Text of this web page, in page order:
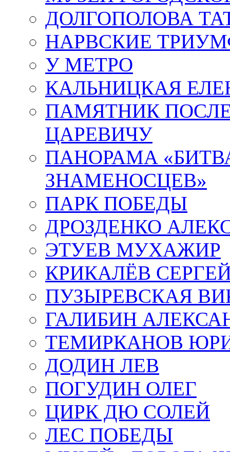
ДОЛГОПОЛОВА
НАРВСКИЕ
У МЕТРО
КАЛЬНИЦКАЯ
ПАМЯТНИК
ЦАРЕВИЧУ
ПАНОРАМА
ЗНАМЕНОСЦЕВ»
ПАРК ПОБЕДЫ
ДРОЗДЕНКО
ЭТУЕВ МУХАЖИР
КРИКАЛЁВ
ПУЗЫРЕВСКАЯ
ГАЛИБИН
ТЕМИРКАНОВ
ДОДИН ЛЕВ
ПОГУДИН ОЛЕГ
ЦИРК ДЮ СОЛЕЙ
ЛЕС ПОБЕДЫ